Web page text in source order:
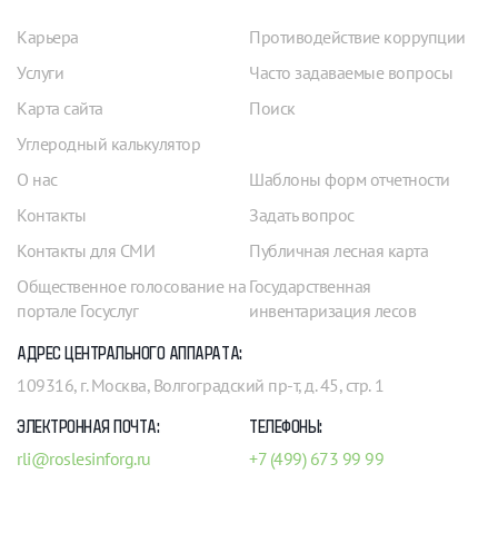
Карьера
Услуги
Карта сайта
Углеродный калькулятор
Противодействие коррупции
Часто задаваемые вопросы
Поиск
О нас
Контакты
Контакты для СМИ
Общественное голосование на
портале Госуслуг
Шаблоны форм отчетности
Задать вопрос
Публичная лесная карта
Государственная
инвентаризация лесов
АДРЕС ЦЕНТРАЛЬНОГО АППАРАТА:
109316, г. Москва, Волгоградский пр-т, д. 45, стр. 1
ЭЛЕКТРОННАЯ ПОЧТА:
rli@roslesinforg.ru
ТЕЛЕФОНЫ:
+7 (499) 673 99 99